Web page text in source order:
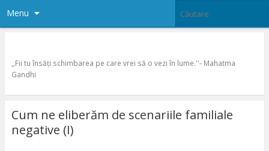
Menu
,,Fii tu însăţi schimbarea pe care vrei să o vezi în lume.''- Mahatma
Gandhi
Cum ne eliberăm de scenariile familiale
negative (I)